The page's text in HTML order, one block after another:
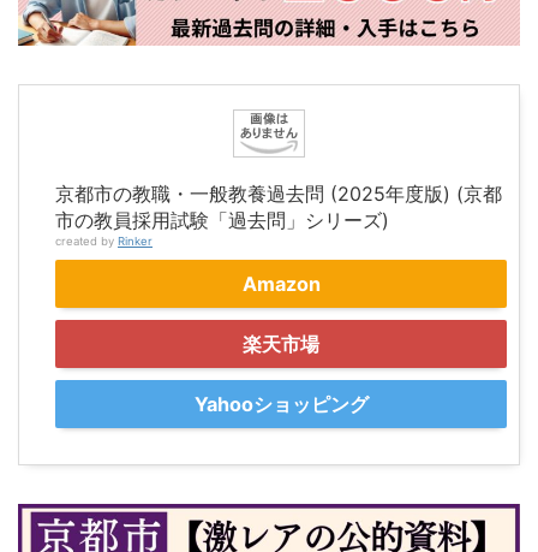
京都市の教職・一般教養過去問 (2025年度版) (京都
市の教員採用試験「過去問」シリーズ)
created by Rinker
Amazon
楽天市場
Yahooショッピング